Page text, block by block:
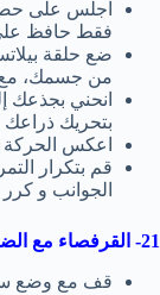
اجلس على
فقط حافظ
ضع حلقة
من جسمك، مع
انحني بجذعك
بتحريك
اعكس الحركة
الجوانب و كرر
21- القرفصاء مع الضغط على الصدر
قف مع وضع